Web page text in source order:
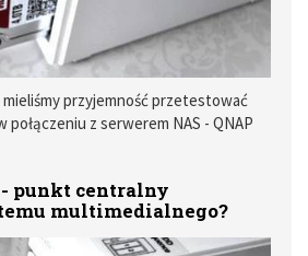
mieliśmy przyjemność przetestować
połączeniu z serwerem NAS - QNAP
punkt centralny
multimedialnego?